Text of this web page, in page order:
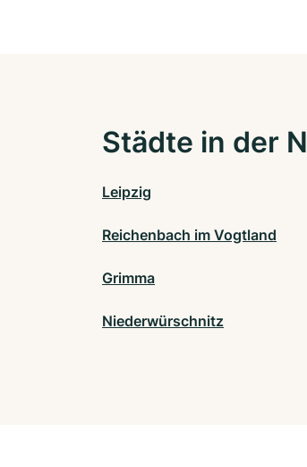
Städte in der
Leipzig
Reichenbach im Vogtland
Grimma
Niederwürschnitz